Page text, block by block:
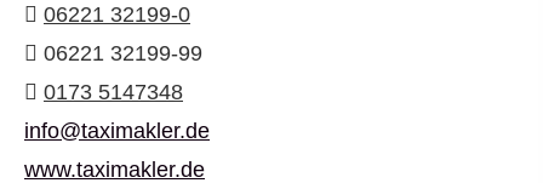
06221 32199-0
06221 32199-99
0173 5147348
info@taximakler.de
www.taximakler.de